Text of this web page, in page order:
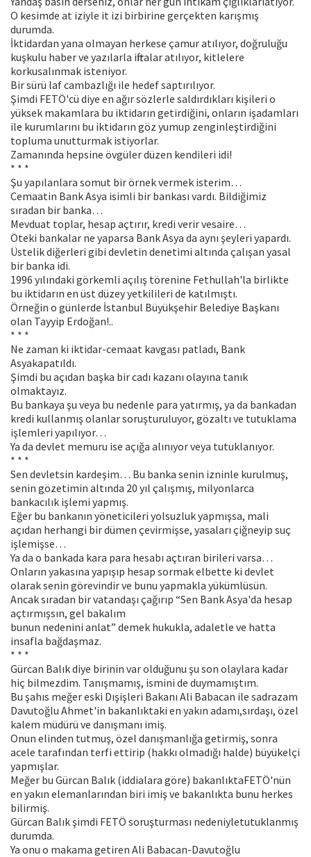
O kesimde at iziyle it izi birbirine gerçekten karışmış
durumda.
İktidardan yana olmayan herkese çamur atılıyor, doğruluğu
kuşkulu haber ve yazılarla iftiralar atılıyor, kitlelere
korkusalınmak isteniyor.
Bir sürü laf cambazlığı ile hedef saptırılıyor.
Şimdi FETÖ'cü diye en ağır sözlerle saldırdıkları kişileri o
yüksek makamlara bu iktidarın getirdiğini, onların işadamları
ile kurumlarını bu iktidarın göz yumup zenginleştirdiğini
topluma unutturmak istiyorlar.
Zamanında hepsine övgüler düzen kendileri idi!
* * *
Şu yapılanlara somut bir örnek vermek isterim…
Cemaatin Bank Asya isimli bir bankası vardı. Bildiğimiz
sıradan bir banka…
Mevduat toplar, hesap açtırır, kredi verir vesaire…
Öteki bankalar ne yaparsa Bank Asya da aynı şeyleri yapardı.
Üstelik diğerleri gibi devletin denetimi altında çalışan yasal
bir banka idi.
1996 yılındaki görkemli açılış törenine Fethullah'la birlikte
bu iktidarın en üst düzey yetkilileri de katılmıştı.
Örneğin o günlerde İstanbul Büyükşehir Belediye Başkanı
olan Tayyip Erdoğan!..
* * *
Ne zaman ki iktidar-cemaat kavgası patladı, Bank
Asyakapatıldı.
Şimdi bu açıdan başka bir cadı kazanı olayına tanık
olmaktayız.
Bu bankaya şu veya bu nedenle para yatırmış, ya da bankadan
kredi kullanmış olanlar soruşturuluyor, gözaltı ve tutuklama
işlemleri yapılıyor…
Ya da devlet memuru ise açığa alınıyor veya tutuklanıyor.
* * *
Sen devletsin kardeşim… Bu banka senin izninle kurulmuş,
senin gözetimin altında 20 yıl çalışmış, milyonlarca
bankacılık işlemi yapmış.
Eğer bu bankanın yöneticileri yolsuzluk yapmışsa, mali
açıdan herhangi bir dümen çevirmişse, yasaları çiğneyip suç
işlemişse…
Ya da o bankada kara para hesabı açtıran birileri varsa…
Onların yakasına yapışıp hesap sormak elbette ki devlet
olarak senin görevindir ve bunu yapmakla yükümlüsün.
Ancak sıradan bir vatandaşı çağırıp “Sen Bank Asya'da hesap
açtırmışsın, gel bakalım
bunun nedenini anlat” demek hukukla, adaletle ve hatta
insafla bağdaşmaz.
* * *
Gürcan Balık diye birinin var olduğunu şu son olaylara kadar
hiç bilmezdim. Tanışmamış, ismini de duymamıştım.
Bu şahıs meğer eski Dışişleri Bakanı Ali Babacan ile sadrazam
Davutoğlu Ahmet'in bakanlıktaki en yakın adamı,sırdaşı, özel
kalem müdürü ve danışmanı imiş.
Onun elinden tutmuş, özel danışmanlığa getirmiş, sonra
acele tarafından terfi ettirip (hakkı olmadığı halde) büyükelçi
yapmışlar.
Meğer bu Gürcan Balık (iddialara göre) bakanlıktaFETÖ'nün
en yakın elemanlarından biri imiş ve bakanlıkta bunu herkes
bilirmiş.
Gürcan Balık şimdi FETÖ soruşturması nedeniyletutuklanmış
durumda.
Ya onu o makama getiren Ali Babacan-Davutoğlu